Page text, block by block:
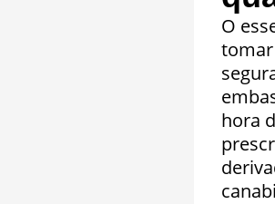
O
hora